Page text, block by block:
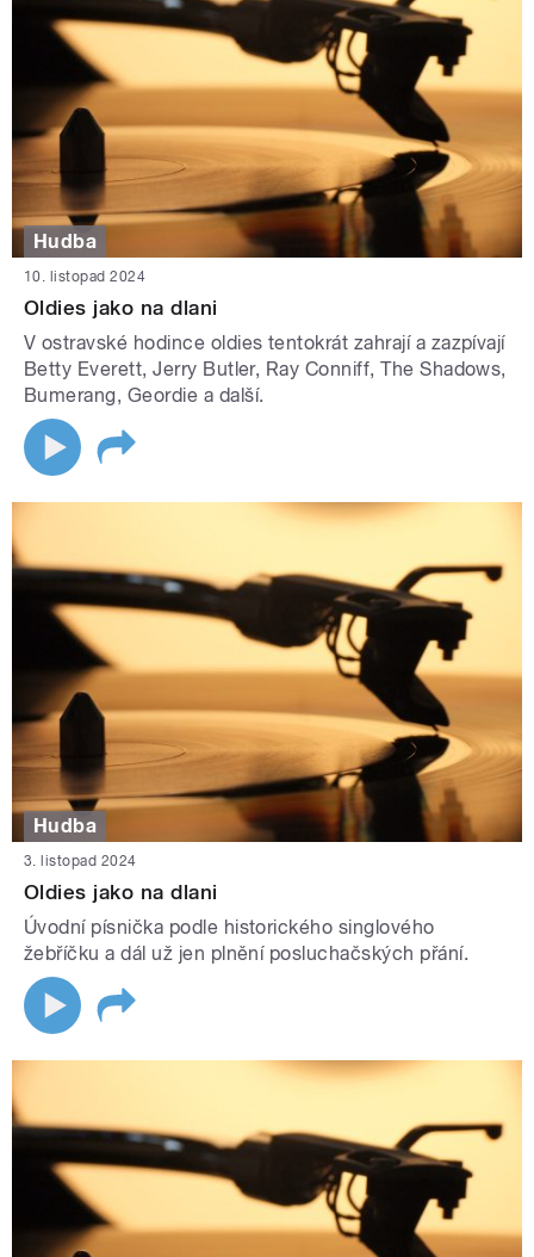
Hudba
10. listopad 2024
Oldies jako na dlani
V ostravské hodince oldies tentokrát zahrají a zazpívají
Betty Everett, Jerry Butler, Ray Conniff, The Shadows,
Bumerang, Geordie a další.
Hudba
3. listopad 2024
Oldies jako na dlani
Úvodní písnička podle historického singlového
žebříčku a dál už jen plnění posluchačských přání.